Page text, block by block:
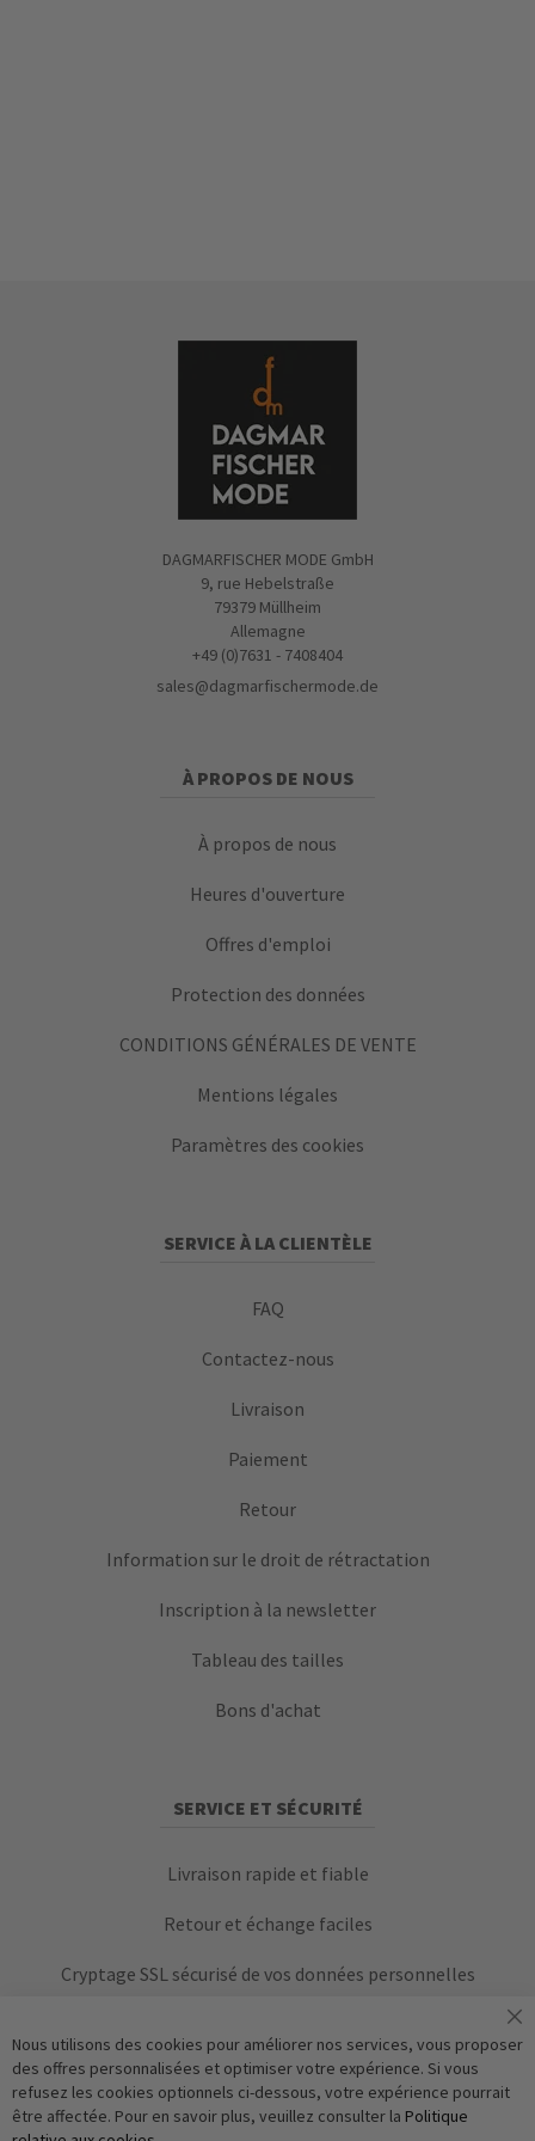
DAGMARFISCHER MODE GmbH
9, rue Hebelstraße
79379 Müllheim
Allemagne
+49 (0)7631 - 7408404
sales@dagmarfischermode.de
À PROPOS DE NOUS
À propos de nous
Heures d'ouverture
Offres d'emploi
Protection des données
CONDITIONS GÉNÉRALES DE VENTE
Mentions légales
Paramètres des cookies
SERVICE À LA CLIENTÈLE
FAQ
Contactez-nous
Livraison
Paiement
Retour
Information sur le droit de rétractation
Inscription à la newsletter
Tableau des tailles
Bons d'achat
SERVICE ET SÉCURITÉ
Livraison rapide et fiable
Retour et échange faciles
Cryptage SSL sécurisé de vos données personnelles
Nous utilisons des cookies pour améliorer nos services, vous proposer
des offres personnalisées et optimiser votre expérience. Si vous
refusez les cookies optionnels ci-dessous, votre expérience pourrait
être affectée. Pour en savoir plus, veuillez consulter la Politique